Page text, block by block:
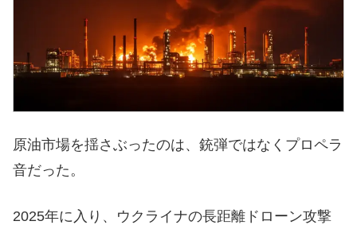
原油市場を揺さぶったのは、銃弾ではなくプロペラ
音だった。
2025年に入り、ウクライナの長距離ドローン攻撃